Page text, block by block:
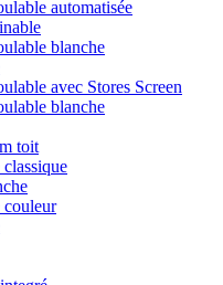
automatisée
blanche
avec Stores Screen
blanche
toit
couleur